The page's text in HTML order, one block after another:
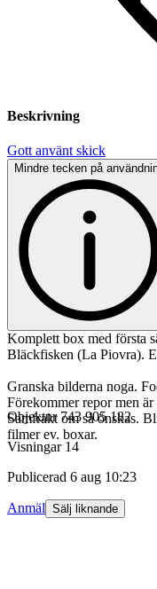
Beskrivning
Gott använt skick
Mindre tecken på
Komplett box med första
Bläckfisken (La Piovra).
Granska bilderna noga.
Förekommer repor men
Samfrakt om så önskas.
filmer ev. boxar.
Objektnr 743 905 182
Visningar 14
Publicerad 6 aug 10:23
Anmäl Sälj liknande